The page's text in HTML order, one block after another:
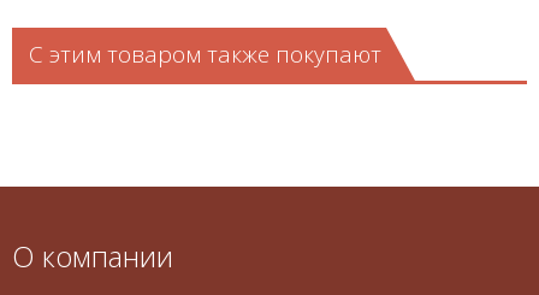
С этим товаром также покупают
О компании